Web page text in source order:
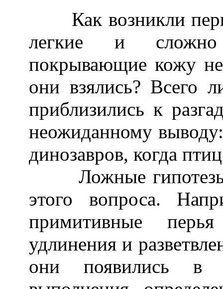
Как возникли
легкие и сложно
покрывающие кожу
они взялись? Всего
приблизились к
неожиданному
динозавров, когда
Ложные гипотезы
этого вопроса.
примитивные
удлинения и
они появились в